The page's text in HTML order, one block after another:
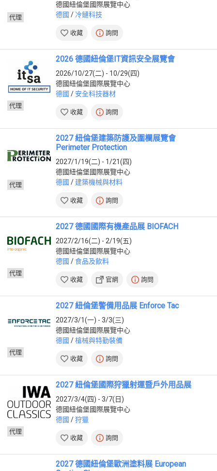
希臘
波蘭
南非(5)
奈及利亞
(4)
象牙海岸
(3)
大洋洲
澳大利亞
代理
德國紐倫堡國際展覽中心
德國 / 冷鏈科技
收藏 詢問
代理
2026 德國紐倫堡IT資訊安全展覽會
2026/10/27(二) - 10/29(四)
德國紐倫堡國際展覽中心
德國 / 安全科技器材
收藏 詢問
代理
2027 紐倫堡建築防護及圍欄展覽會
Perimeter Protection
2027/1/19(二) - 1/21(四)
德國紐倫堡國際展覽中心
德國 / 建築機械與材料
收藏 詢問
代理
2027 德國國際有機產品展 BIOFACH
2027/2/16(二) - 2/19(五)
德國紐倫堡國際展覽中心
德國 /食品及飲料
收藏 官網 詢問
代理
2027 紐倫堡警備用品展 Enforce Tac
2027/3/1(一) - 3/3(三)
德國紐倫堡國際展覽中心
德國 /槍械與特勤裝備
收藏 詢問
代理
2027 紐倫堡國際狩獵射運暨戶外用品展
2027/3/4(四) - 3/7(日)
德國紐倫堡國際展覽中心
德國 /狩獵
收藏 詢問
2027 德國紐倫堡歐洲塗料展 European